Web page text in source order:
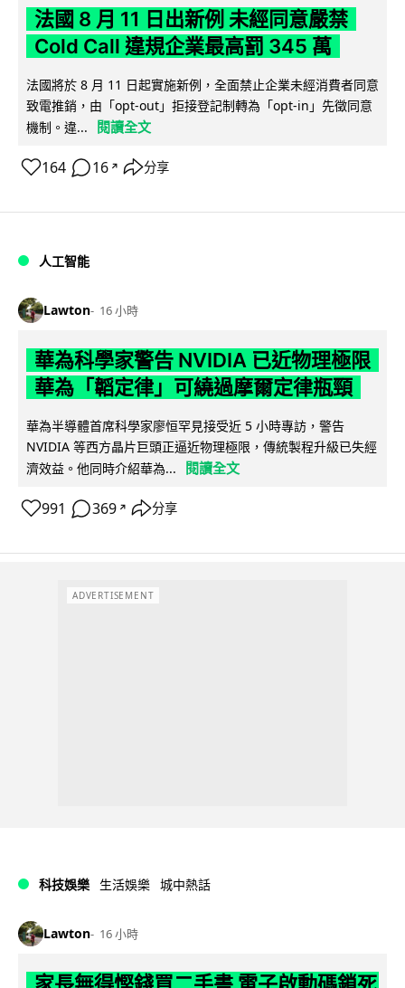
法國 8 月 11 日出新例 未經同意嚴禁
Cold Call 違規企業最高罰 345 萬
法國將於 8 月 11 日起實施新例，全面禁止企業未經消費者同意
致電推銷，由「opt-out」拒接登記制轉為「opt-in」先徵同意
機制。違...
閱讀全文
164 16 ↗ 分享
人工智能
Lawton 16 小時
華為科學家警告 NVIDIA 已近物理極限
華為「韜定律」可繞過摩爾定律瓶頸
華為半導體首席科學家廖恒罕見接受近 5 小時專訪，警告
NVIDIA 等西方晶片巨頭正逼近物理極限，傳統製程升級已失經
濟效益。他同時介紹華為...
閱讀全文
991 369 ↗ 分享
ADVERTISEMENT
科技娛樂 生活娛樂 城中熱話
Lawton 16 小時
家長無得慳錢買二手書 電子啟動碼鎖死